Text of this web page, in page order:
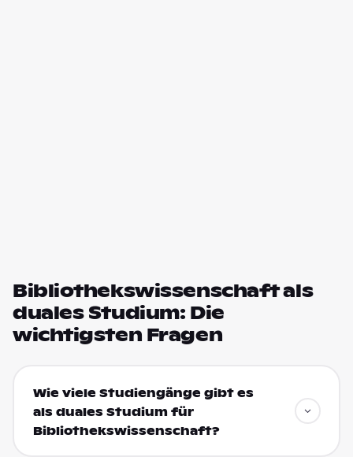
Bibliothekswissenschaft als
duales Studium: Die
wichtigsten Fragen
Wie viele Studiengänge gibt es
als duales Studium für
Bibliothekswissenschaft?